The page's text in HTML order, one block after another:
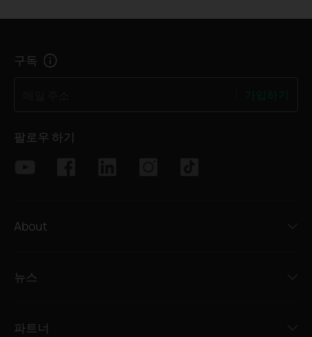
구독
팔로우 하기
About
뉴스
파트너